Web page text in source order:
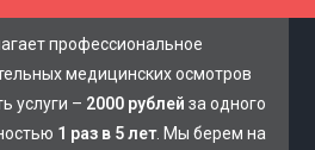
профессиональное
медицинских осмотров
услуги – 2000 рублей за одного
1 раз в 5 лет. Мы берем на